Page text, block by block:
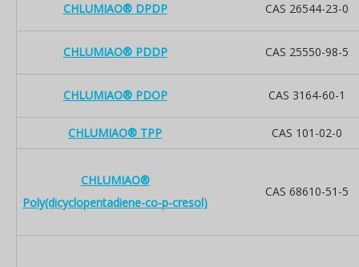
CHLUMIAO® DPDP CAS 26544-23-0
CHLUMIAO® PDDP CAS 25550-98-5
CHLUMIAO® PDOP CAS 3164-60-1
CHLUMIAO® TPP CAS 101-02-0
CHLUMIAO®
Poly(dicyclopentadiene-co-p-cresol)
CAS 68610-51-5